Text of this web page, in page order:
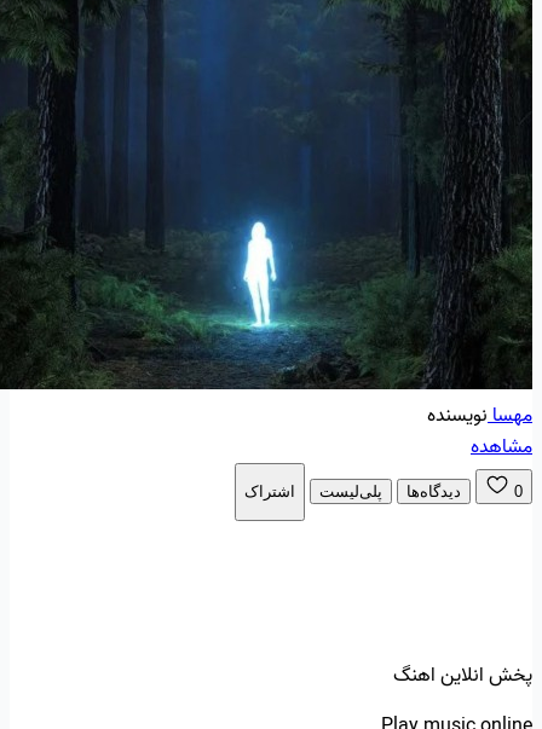
مهسانویسنده
مشاهده
0 دیدگاه‌ها پلی‌لیست اشتراک
پخش انلاین اهنگ